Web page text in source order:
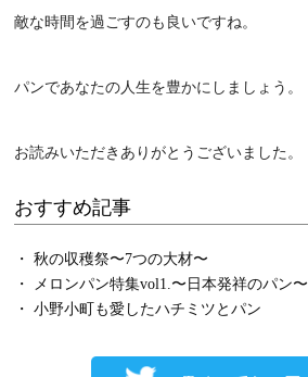
敵な時間を過ごすのも良いですね。
パンであなたの人生を豊かにしましょう。
お読みいただきありがとうございました。
おすすめ記事
・ 秋の収穫祭〜7つの大材〜
・ メロンパン特集vol1.〜日本発祥のパン〜
・ 小野小町も愛したハチミツとパン